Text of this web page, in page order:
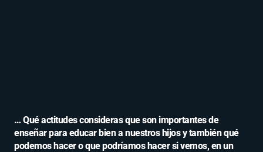
… Qué actitudes consideras que son importantes de
enseñar para educar bien a nuestros hijos y también qué
podemos hacer o que podríamos hacer si vemos, en un